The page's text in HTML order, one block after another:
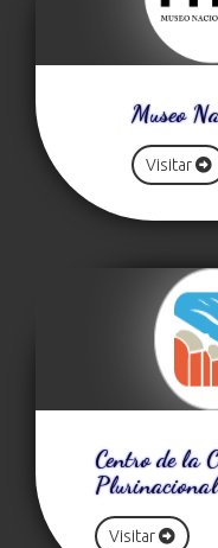
Museo
Visitar
Centro de la
Plurinacional
Visitar